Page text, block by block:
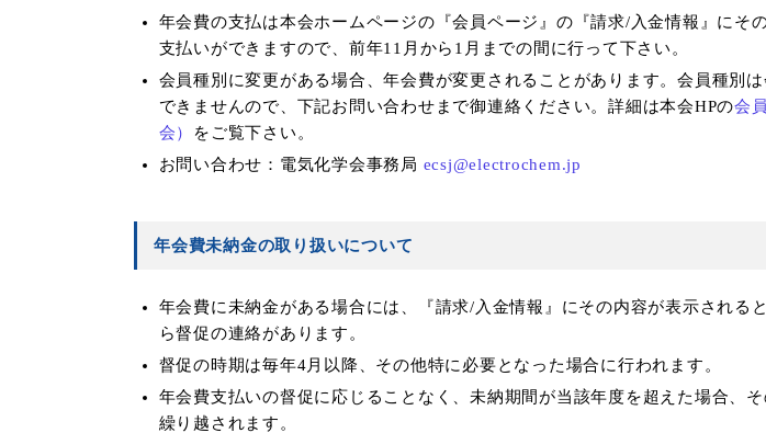
年会費の支払は本会ホームページの『会員ページ』の『請求/入金情報』にそ
支払いができますので、前年11月から1月までの間に行って下さい。
会員種別に変更がある場合、年会費が変更されることがあります。会員種別
できませんので、下記お問い合わせまで御連絡ください。詳細は本会HPの会
会）
をご覧下さい。
お問い合わせ：電気化学会事務局 ecsj@electrochem.jp
年会費未納金の取り扱いについて
年会費に未納金がある場合には、『請求/入金情報』にその内容が表示される
ら督促の連絡があります。
督促の時期は毎年4月以降、その他特に必要となった場合に行われます。
年会費支払いの督促に応じることなく、未納期間が当該年度を超えた場合、
繰り越されます。